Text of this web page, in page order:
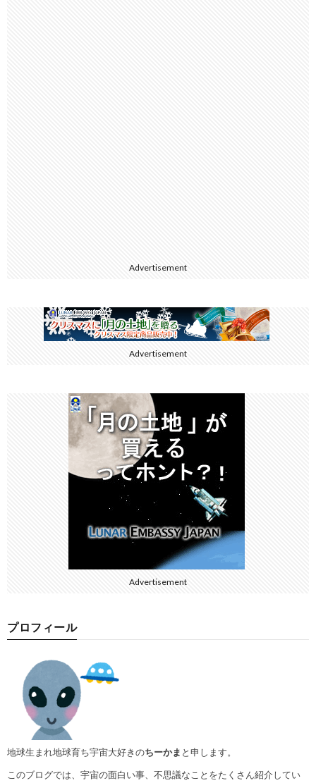
Advertisement
Advertisement
Advertisement
プロフィール
地球生まれ地球育ち宇宙大好きのちーかま と申します。
このブログでは、宇宙の面白い事、不思議なことをたくさん紹介してい